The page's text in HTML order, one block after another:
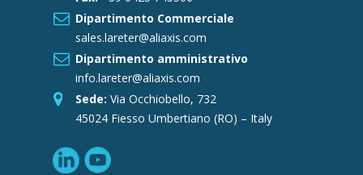
Dipartimento Commerciale
sales.lareter@aliaxis.com
Dipartimento amministrativo
info.lareter@aliaxis.com
Sede: Via Occhiobello, 732
45024 Fiesso Umbertiano (RO) – Italy